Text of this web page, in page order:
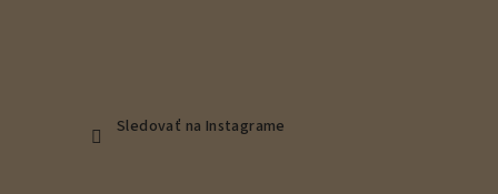
Sledovať na Instagrame